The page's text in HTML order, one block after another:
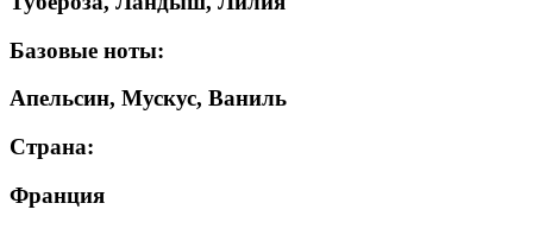
Базовые ноты:
Апельсин, Мускус, Ваниль
Страна:
Франция